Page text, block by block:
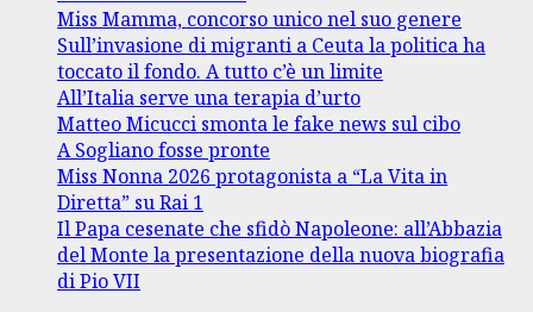
Miss Mamma, concorso unico nel suo genere
Sull’invasione di migranti a Ceuta la politica ha
toccato il fondo. A tutto c’è un limite
All’Italia serve una terapia d’urto
Matteo Micucci smonta le fake news sul cibo
A Sogliano fosse pronte
Miss Nonna 2026 protagonista a “La Vita in
Diretta” su Rai 1
Il Papa cesenate che sfidò Napoleone: all’Abbazia
del Monte la presentazione della nuova biografia
di Pio VII